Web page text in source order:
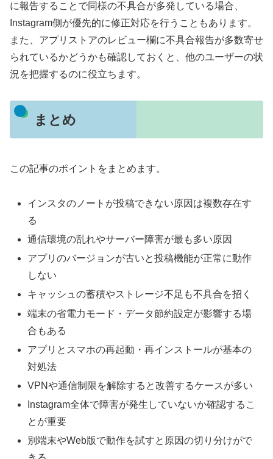
に報告することで同様の不具合が多発している場合、
Instagram側が優先的に修正対応を行うこともあります。
また、アプリストアのレビュー欄に不具合報告が多数寄せ
られているかどうかも確認しておくと、他のユーザーの状
況を把握するのに役立ちます。
まとめ
この記事のポイントをまとめます。
インスタのノートが投稿できない原因は複数存在す
る
通信環境の乱れやサーバー障害が最も多い原因
アプリのバージョンが古いと投稿機能が正常に動作
しない
キャッシュの蓄積やストレージ不足も不具合を招く
端末の省電力モード・データ節約設定が影響する場
合もある
アプリとスマホの再起動・再インストールが基本の
対処法
VPNや通信制限を解除すると改善するケースが多い
Instagram全体で障害が発生していないか確認するこ
とが重要
別端末やWeb版で動作を試すと原因の切り分けがで